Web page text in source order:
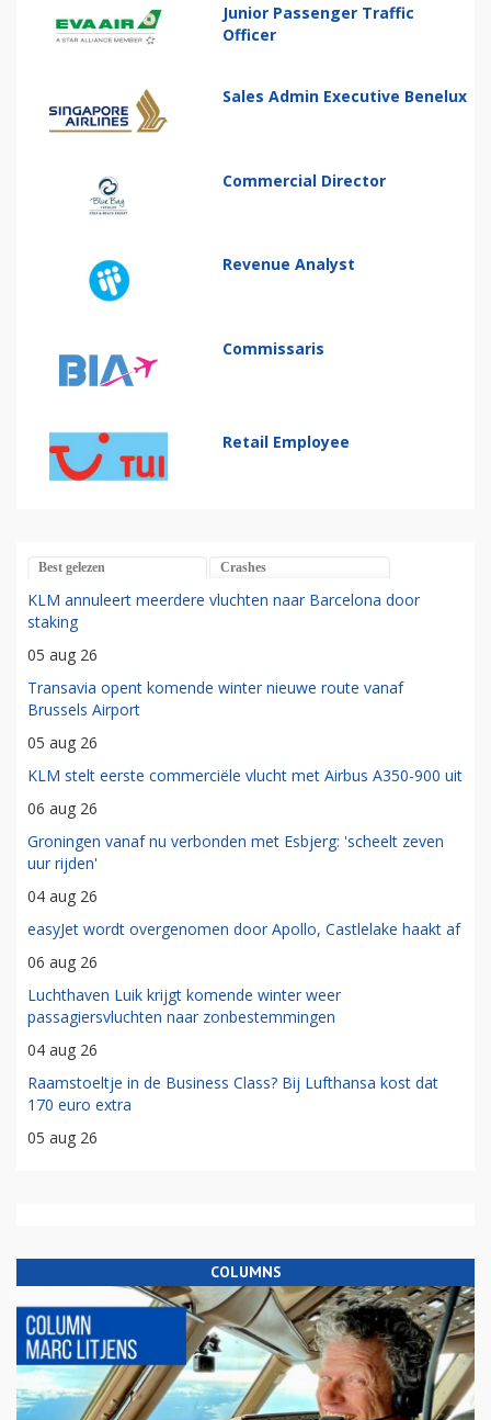
Junior Passenger Traffic
Officer
Sales Admin Executive Benelux
Commercial Director
Revenue Analyst
Commissaris
Retail Employee
Best gelezen Crashes
KLM annuleert meerdere vluchten naar Barcelona door
staking
05 aug 26
Transavia opent komende winter nieuwe route vanaf
Brussels Airport
05 aug 26
KLM stelt eerste commerciële vlucht met Airbus A350-900 uit
06 aug 26
Groningen vanaf nu verbonden met Esbjerg: 'scheelt zeven
uur rijden'
04 aug 26
easyJet wordt overgenomen door Apollo, Castlelake haakt af
06 aug 26
Luchthaven Luik krijgt komende winter weer
passagiersvluchten naar zonbestemmingen
04 aug 26
Raamstoeltje in de Business Class? Bij Lufthansa kost dat
170 euro extra
05 aug 26
COLUMNS